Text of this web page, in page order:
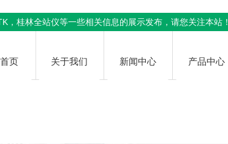
，桂林全站仪等一些相关信息的展示发布，请您关注本站！
页 关于我们 新闻中心 产品中心